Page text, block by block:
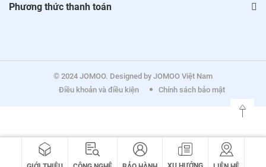
Phương thức thanh toán
© 2024 JOMOO. Designed by JOMOO Việt Nam
Điều khoản và điều kiện
Chính sách bảo mật